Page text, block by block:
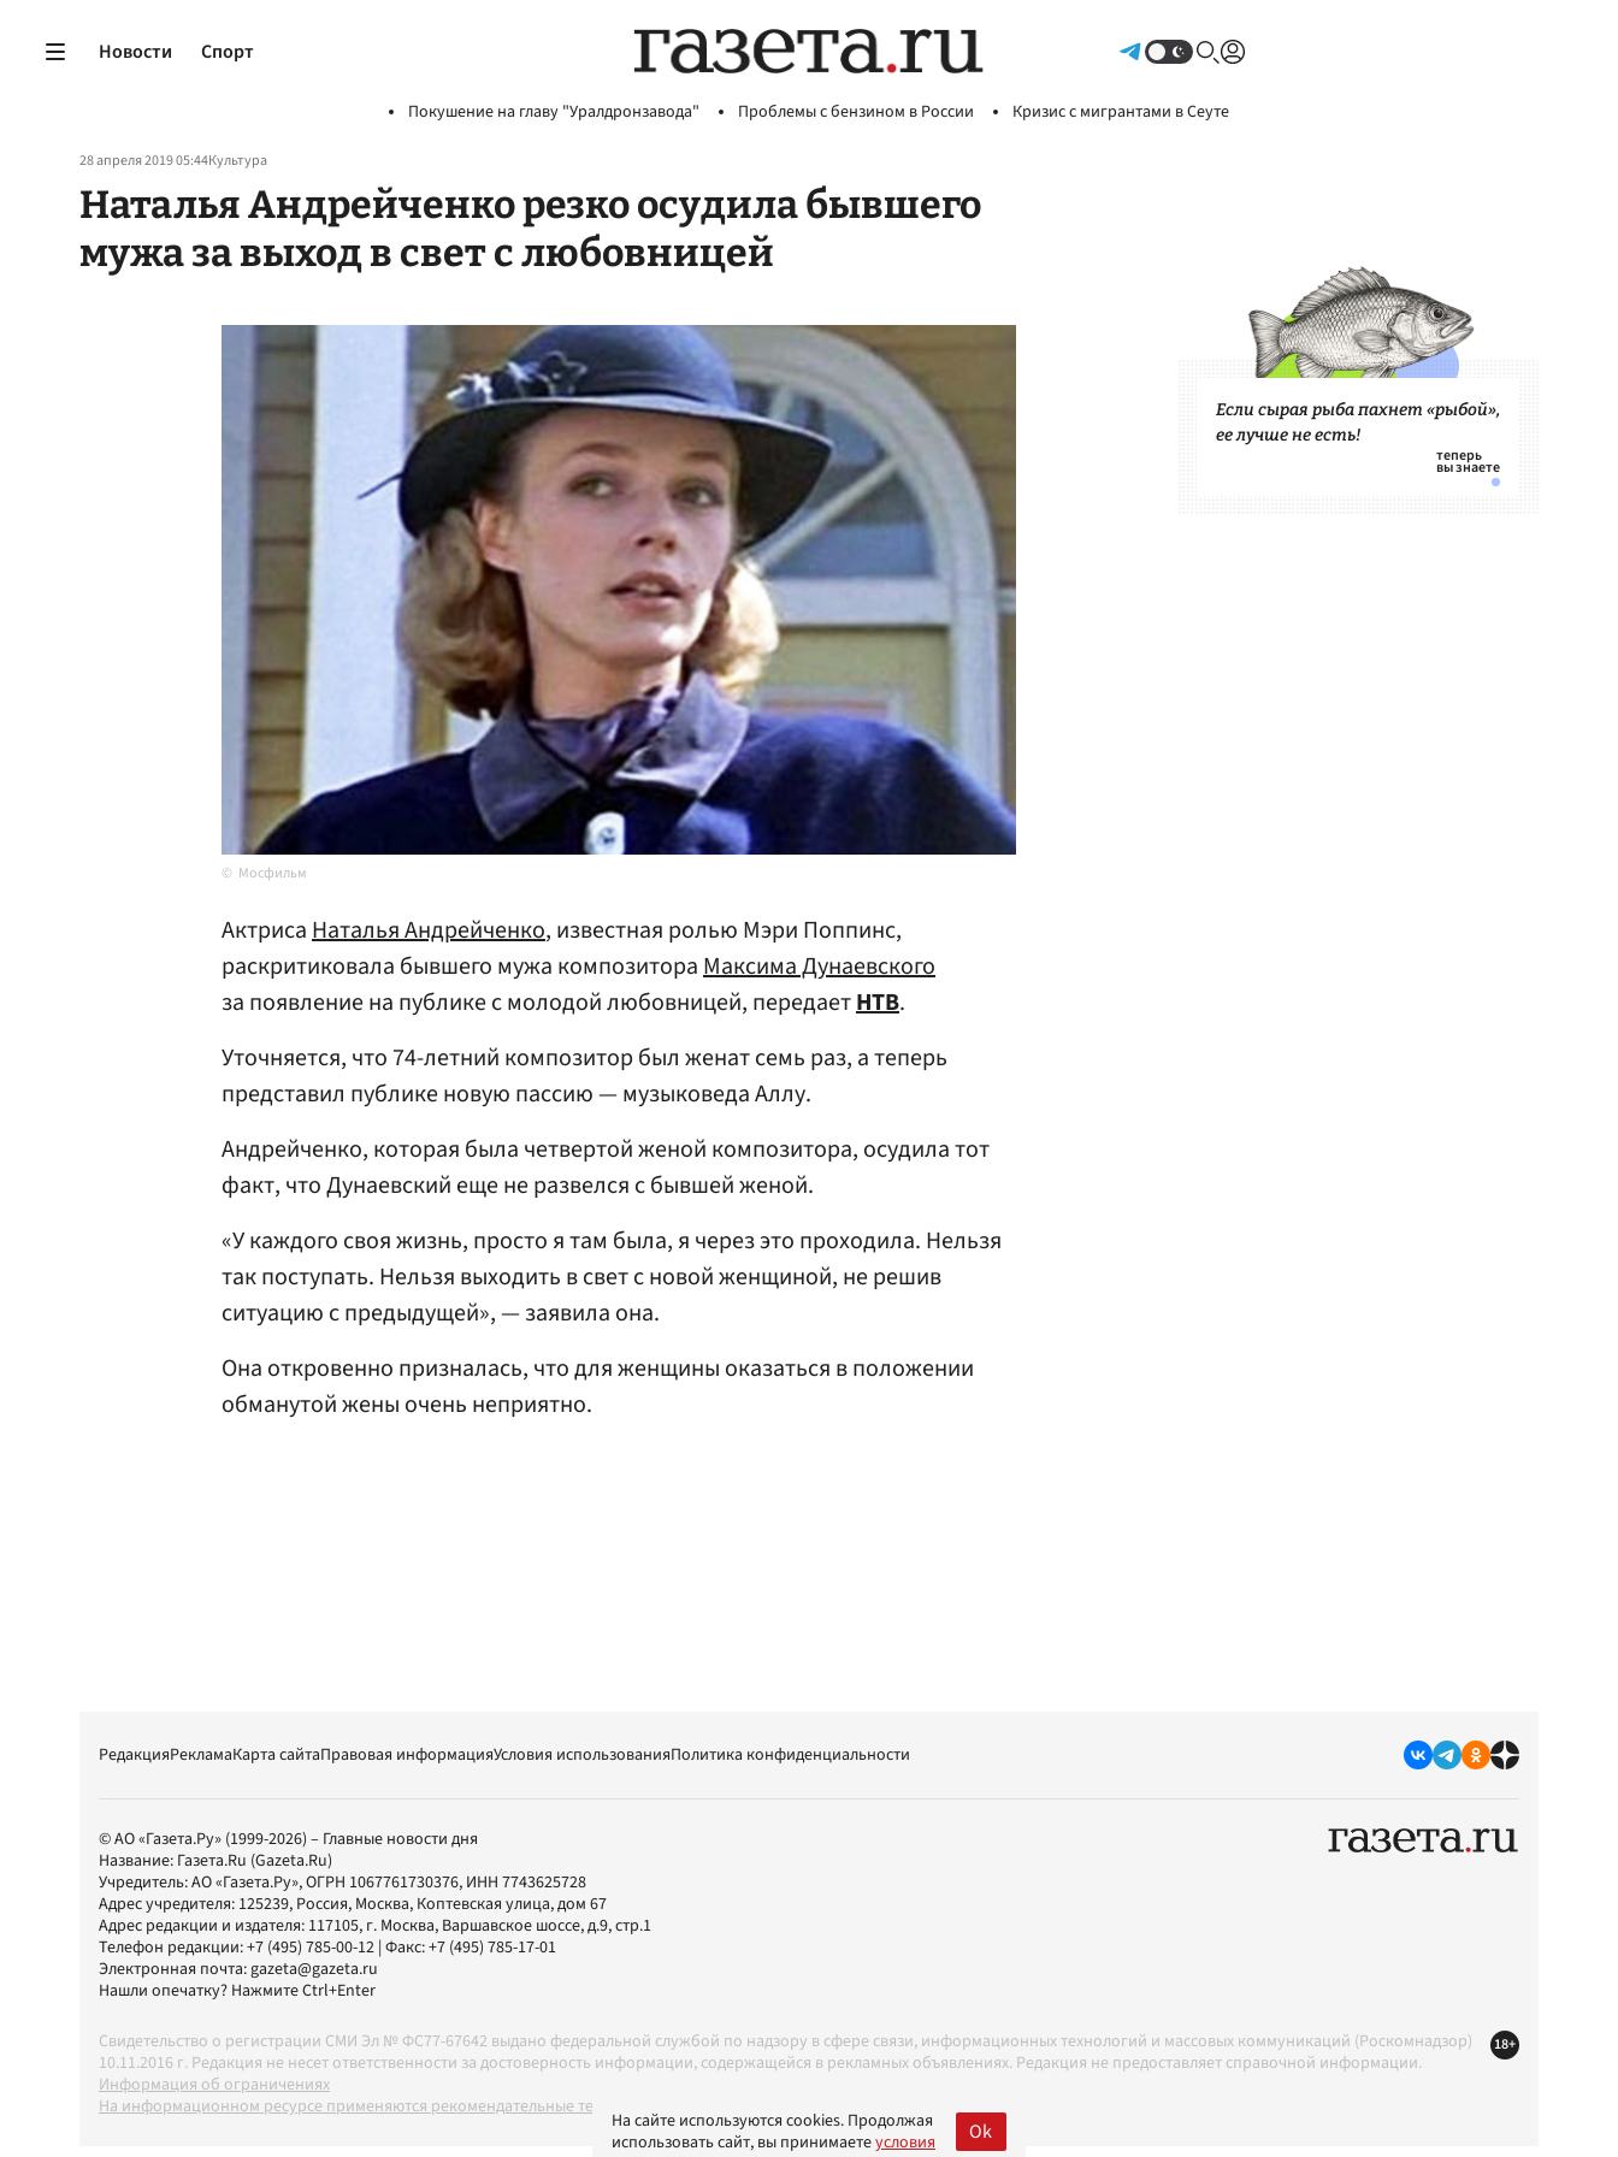
Новости Спорт
Покушение на главу "Уралдронзавода" Проблемы с бензином в России Кризис с мигрантами в Сеуте
28 апреля 2019 05:44Культура
Наталья Андрейченко резко осудила бывшего
мужа за выход в свет с любовницей
Мосфильм
АктрисаНаталья Андрейченко, известная ролью Мэри Поппинс,
раскритиковала бывшего мужа композитораМаксима Дунаевского
за появление на публике с молодой любовницей, передаетНТВ.
Уточняется, что 74-летний композитор был женат семь раз, а теперь
представил публике новую пассию — музыковеда Аллу.
Андрейченко, которая была четвертой женой композитора, осудила тот
факт, что Дунаевский еще не развелся с бывшей женой.
«У каждого своя жизнь, просто я там была, я через это проходила. Нельзя
так поступать. Нельзя выходить в свет с новой женщиной, не решив
ситуацию с предыдущей», — заявила она.
Она откровенно призналась, что для женщины оказаться в положении
обманутой жены очень неприятно.
Если сырая рыба пахнет «рыбой»,
ее лучше не есть!
РедакцияРекламаКарта сайтаПравовая информацияУсловия использованияПолитика конфиденциальности
© АО «Газета.Ру» (1999-2026) – Главные новости дня
Название: Газета.Ru (Gazeta.Ru)
Учредитель:АО «Газета.Ру», ОГРН 1067761730376, ИНН 7743625728
Адрес учредителя: 125239, Россия, Москва, Коптевская улица, дом 67
Адрес редакции и издателя: 117105, г. Москва, Варшавское шоссе, д.9, стр.1
Телефон редакции:+7 (495) 785-00-12 | Факс:+7 (495) 785-17-01
Электронная почта:gazeta@gazeta.ru
Нашли опечатку? Нажмите Ctrl+Enter
Свидетельство о регистрации СМИ Эл № ФС77-67642 выдано федеральной службой по надзору в сфере связи, информационных технологий и массовых коммуникаций (Роскомнадзор)
10.11.2016 г. Редакция не несет ответственности за достоверность информации, содержащейся в рекламных объявлениях. Редакция не предоставляет справочной информации.
Информация об ограничениях
На информационном ресурсе применяются рекомендательные технологии в соответствии с Правилами
18+
На сайте используются cookies. Продолжая
использовать сайт, вы принимаетеусловия Ok